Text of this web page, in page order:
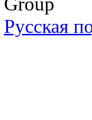
Русская